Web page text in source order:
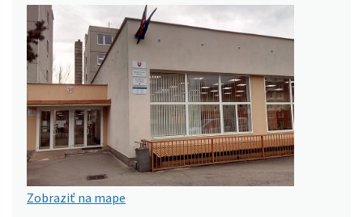
Zobraziť na mape